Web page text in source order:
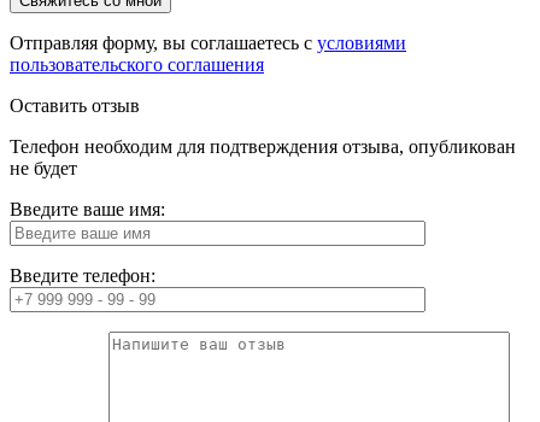
Отправляя форму, вы соглашаетесь с условиями
пользовательского соглашения
Оставить отзыв
Телефон необходим для подтверждения отзыва, опубликован
не будет
Введите ваше имя:
Введите телефон: